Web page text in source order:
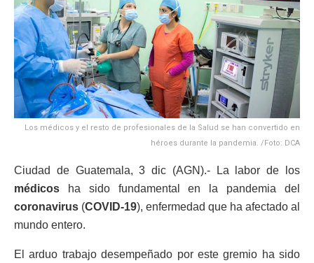
Los médicos y el resto de profesionales de la Salud se han convertido en
héroes durante la pandemia. /Foto: DCA
Ciudad de Guatemala, 3 dic (AGN).- La labor de los
médicos ha sido fundamental en la pandemia del
coronavirus (COVID-19), enfermedad que ha afectado al
mundo entero.
El arduo trabajo desempeñado por este gremio ha sido